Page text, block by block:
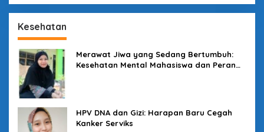
Kesehatan
Merawat Jiwa yang Sedang Bertumbuh:
Kesehatan Mental Mahasiswa dan Peran
HPV DNA dan Gizi: Harapan Baru Cegah
Kanker Serviks